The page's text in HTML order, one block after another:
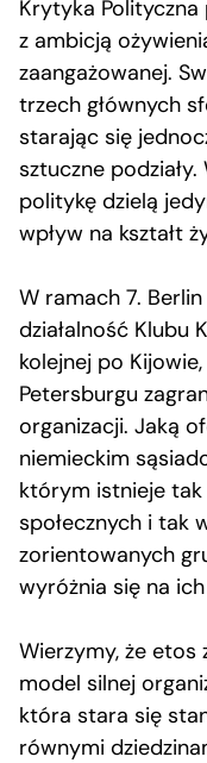
Krytyka
z ambicją
zaangażowanej.
trzech głównych
starając się
sztuczne podziały.
politykę dzielą
wpływ na kształt
W ramach 7.
działalność Klubu
kolejnej po
Petersburgu
organizacji. Jaką
niemieckim
którym istnieje
społecznych i tak
zorientowanych
wyróżnia się na
Wierzymy, że etos
model silnej
która stara się
równymi